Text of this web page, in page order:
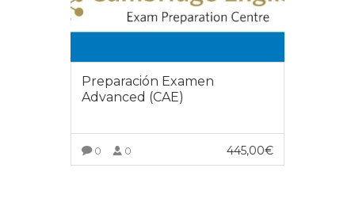
Preparación Examen
Advanced (CAE)
0 0 445,00€